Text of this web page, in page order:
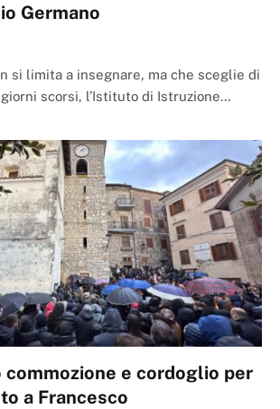
Germano
si limita a insegnare, ma che sceglie di
scorsi, l’Istituto di Istruzione…
commozione e cordoglio per
a Francesco